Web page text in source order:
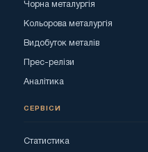
Чорна металургія
Кольорова металургія
Видобуток металів
Прес-релізи
Аналітика
СЕРВІСИ
Статистика